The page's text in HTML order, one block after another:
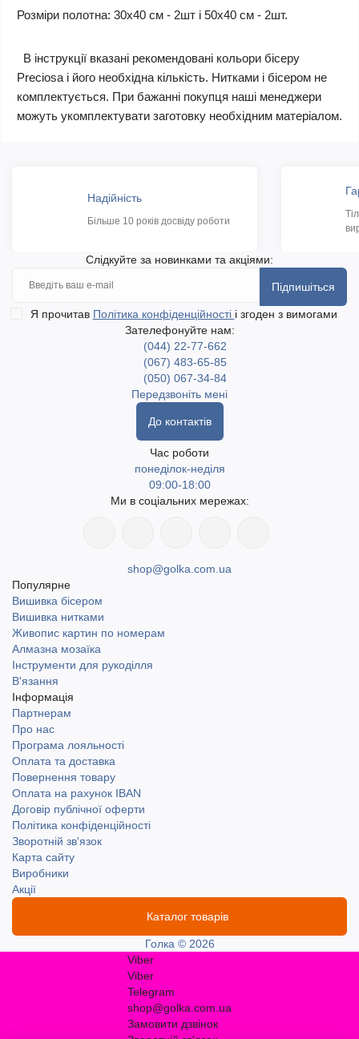
Розміри полотна: 30х40 см - 2шт і 50х40 см - 2шт.
В інструкції вказані рекомендовані кольори бісеру
Preciosa і його необхідна кількість. Нитками і бісером не
комплектується. При бажанні покупця наші менеджери
можуть укомплектувати заготовку необхідним матеріалом.
Надійність
Більше 10 років досвіду роботи
Слідкуйте за новинками та акціями:
Підпишіться
Я прочитав Політика конфіденційності і згоден з вимогами
Зателефонуйте нам:
(044) 22-77-662
(067) 483-65-85
(050) 067-34-84
Передзвоніть мені
До контактів
Час роботи
понеділок-неділя
09:00-18:00
Ми в соціальних мережах:
shop@golka.com.ua
Популярне
Вишивка бісером
Вишивка нитками
Живопис картин по номерам
Алмазна мозаїка
Інструменти для рукоділля
В'язання
Інформація
Партнерам
Про нас
Програма лояльності
Оплата та доставка
Повернення товару
Оплата на рахунок IBAN
Договір публічної оферти
Політика конфіденційності
Зворотній зв'язок
Карта сайту
Виробники
Акції
Каталог товарів
Голка © 2026
Viber
Viber
Telegram
shop@golka.com.ua
Замовити дзвінок